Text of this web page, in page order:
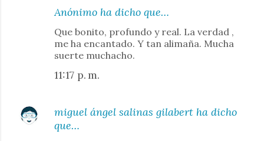
Anónimo ha dicho que…
Que bonito, profundo y real. La verdad ,
me ha encantado. Y tan alimaña. Mucha
suerte muchacho.
11:17 p. m.
miguel ángel salinas gilabert ha dicho
que…